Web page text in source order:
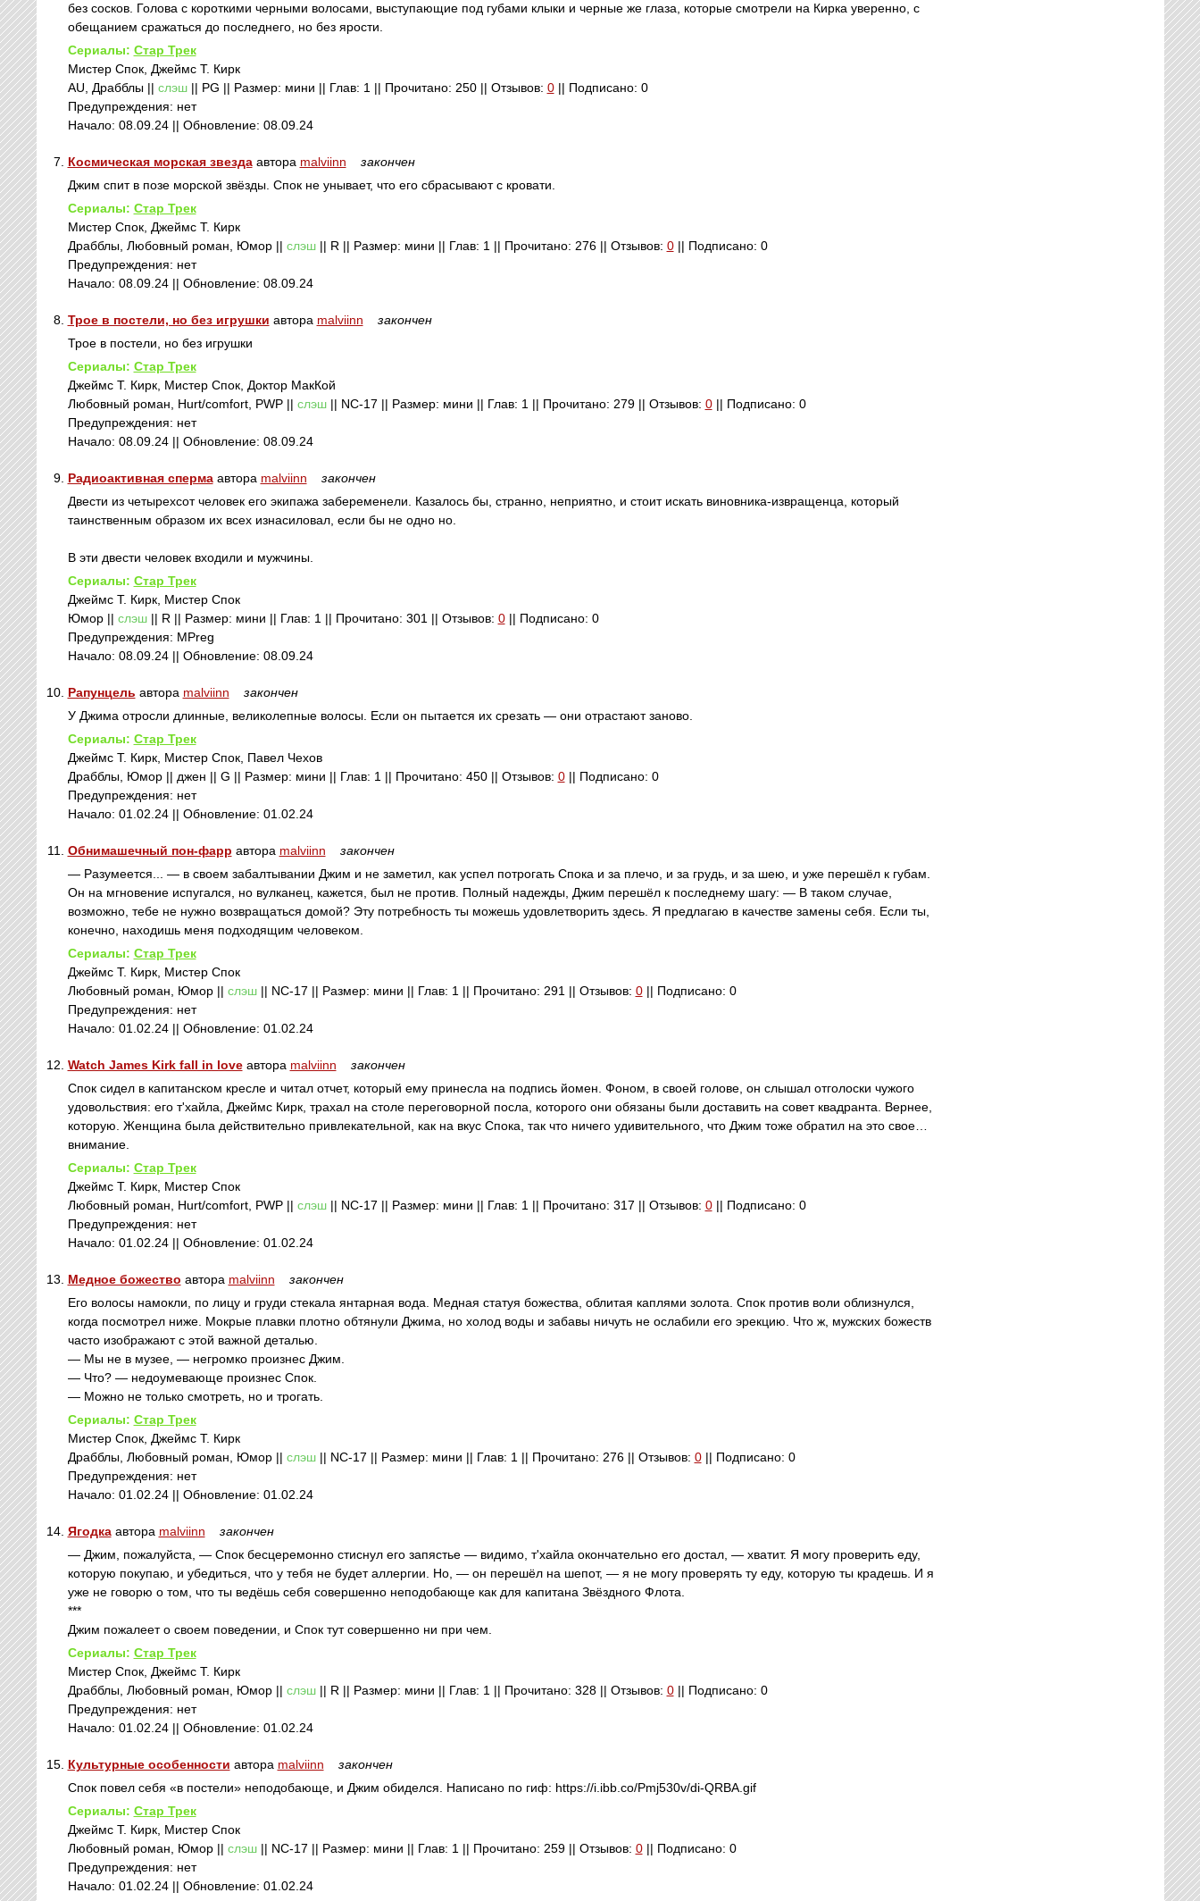
без сосков. Голова с короткими черными волосами, выступающие под губами клыки и черные же глаза, которые смотрели на Кирка уверенно, с
обещанием сражаться до последнего, но без ярости.
Сериалы: Стар Трек
Мистер Спок, Джеймс Т. Кирк
AU, Драбблы || слэш|| PG || Размер: мини || Глав: 1 || Прочитано: 250 || Отзывов: 0|| Подписано: 0
Предупреждения: нет
Начало: 08.09.24 || Обновление: 08.09.24
7. Космическая морская звездаавтора malviinn
закончен
Джим спит в позе морской звёзды. Спок не унывает, что его сбрасывают с кровати.
Сериалы: Стар Трек
Мистер Спок, Джеймс Т. Кирк
Драбблы, Любовный роман, Юмор || слэш|| R || Размер: мини || Глав: 1 || Прочитано: 276 || Отзывов: 0|| Подписано: 0
Предупреждения: нет
Начало: 08.09.24 || Обновление: 08.09.24
8. Трое в постели, но без игрушки автора malviinn
закончен
Трое в постели, но без игрушки
Сериалы: Стар Трек
Джеймс Т. Кирк, Мистер Спок, Доктор МакКой
Любовный роман, Hurt/comfort, PWP || слэш|| NC-17 || Размер: мини || Глав: 1 || Прочитано: 279 || Отзывов: 0|| Подписано: 0
Предупреждения: нет
Начало: 08.09.24 || Обновление: 08.09.24
9. Радиоактивная спермаавтора malviinn
закончен
Двести из четырехсот человек его экипажа забеременели. Казалось бы, странно, неприятно, и стоит искать виновника-извращенца, который
таинственным образом их всех изнасиловал, если бы не одно но.
В эти двести человек входили и мужчины.
Сериалы: Стар Трек
Джеймс Т. Кирк, Мистер Спок
Юмор || слэш|| R || Размер: мини || Глав: 1 || Прочитано: 301 || Отзывов: 0|| Подписано: 0
Предупреждения: MPreg
Начало: 08.09.24 || Обновление: 08.09.24
10. Рапунцель автора malviinn
закончен
У Джима отросли длинные, великолепные волосы. Если он пытается их срезать — они отрастают заново.
Сериалы: Стар Трек
Джеймс Т. Кирк, Мистер Спок, Павел Чехов
Драбблы, Юмор || джен || G || Размер: мини || Глав: 1 || Прочитано: 450 || Отзывов: 0|| Подписано: 0
Предупреждения: нет
Начало: 01.02.24 || Обновление: 01.02.24
11. Обнимашечный пон-фарр автора malviinn
закончен
— Разумеется... — в своем забалтывании Джим и не заметил, как успел потрогать Спока и за плечо, и за грудь, и за шею, и уже перешёл к губам.
Он на мгновение испугался, но вулканец, кажется, был не против. Полный надежды, Джим перешёл к последнему шагу: — В таком случае,
возможно, тебе не нужно возвращаться домой? Эту потребность ты можешь удовлетворить здесь. Я предлагаю в качестве замены себя. Если ты,
конечно, находишь меня подходящим человеком.
Сериалы: Стар Трек
Джеймс Т. Кирк, Мистер Спок
Любовный роман, Юмор || слэш|| NC-17 || Размер: мини || Глав: 1 || Прочитано: 291 || Отзывов: 0|| Подписано: 0
Предупреждения: нет
Начало: 01.02.24 || Обновление: 01.02.24
12. Watch James Kirk fall in loveавтора malviinn
закончен
Спок сидел в капитанском кресле и читал отчет, который ему принесла на подпись йомен. Фоном, в своей голове, он слышал отголоски чужого
удовольствия: его т'хайла, Джеймс Кирк, трахал на столе переговорной посла, которого они обязаны были доставить на совет квадранта. Вернее,
которую. Женщина была действительно привлекательной, как на вкус Спока, так что ничего удивительного, что Джим тоже обратил на это свое…
внимание.
Сериалы: Стар Трек
Джеймс Т. Кирк, Мистер Спок
Любовный роман, Hurt/comfort, PWP || слэш|| NC-17 || Размер: мини || Глав: 1 || Прочитано: 317 || Отзывов: 0|| Подписано: 0
Предупреждения: нет
Начало: 01.02.24 || Обновление: 01.02.24
13. Медное божество автора malviinn
закончен
Его волосы намокли, по лицу и груди стекала янтарная вода. Медная статуя божества, облитая каплями золота. Спок против воли облизнулся,
когда посмотрел ниже. Мокрые плавки плотно обтянули Джима, но холод воды и забавы ничуть не ослабили его эрекцию. Что ж, мужских божеств
часто изображают с этой важной деталью.
— Мы не в музее, — негромко произнес Джим.
— Что? — недоумевающе произнес Спок.
— Можно не только смотреть, но и трогать.
Сериалы: Стар Трек
Мистер Спок, Джеймс Т. Кирк
Драбблы, Любовный роман, Юмор || слэш|| NC-17 || Размер: мини || Глав: 1 || Прочитано: 276 || Отзывов: 0|| Подписано: 0
Предупреждения: нет
Начало: 01.02.24 || Обновление: 01.02.24
14. Ягодкаавтора malviinn
закончен
— Джим, пожалуйста, — Спок бесцеремонно стиснул его запястье — видимо, т'хайла окончательно его достал, — хватит. Я могу проверить еду,
которую покупаю, и убедиться, что у тебя не будет аллергии. Но, — он перешёл на шепот, — я не могу проверять ту еду, которую ты крадешь. И я
уже не говорю о том, что ты ведёшь себя совершенно неподобающе как для капитана Звёздного Флота.
***
Джим пожалеет о своем поведении, и Спок тут совершенно ни при чем.
Сериалы: Стар Трек
Мистер Спок, Джеймс Т. Кирк
Драбблы, Любовный роман, Юмор || слэш|| R || Размер: мини || Глав: 1 || Прочитано: 328 || Отзывов: 0|| Подписано: 0
Предупреждения: нет
Начало: 01.02.24 || Обновление: 01.02.24
15. Культурные особенности автора malviinn
закончен
Спок повел себя «в постели» неподобающе, и Джим обиделся. Написано по гиф: https://i.ibb.co/Pmj530v/di-QRBA.gif
Сериалы: Стар Трек
Джеймс Т. Кирк, Мистер Спок
Любовный роман, Юмор || слэш|| NC-17 || Размер: мини || Глав: 1 || Прочитано: 259 || Отзывов: 0|| Подписано: 0
Предупреждения: нет
Начало: 01.02.24 || Обновление: 01.02.24